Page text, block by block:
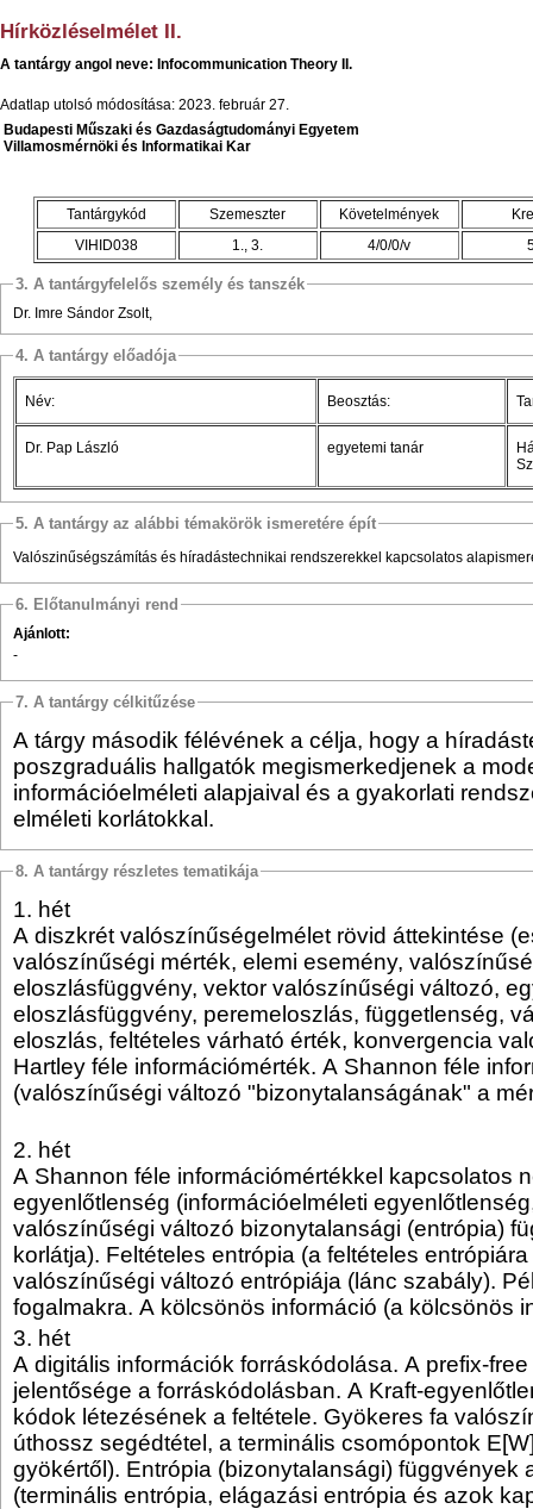
Hírközléselmélet II.
A tantárgy angol neve: Infocommunication Theory II.
Adatlap utolsó módosítása: 2023. február 27.
Budapesti Műszaki és Gazdaságtudományi Egyetem
Villamosmérnöki és Informatikai Kar
Tantárgykód Szemeszter Követelmények
VIHID038
1., 3. 4/0/0/v
3. A tantárgyfelelős személy és tanszék
Dr. Imre Sándor Zsolt,
4. A tantárgy előadója
Név: Beosztás:
Dr. Pap László egyetemi tanár
5. A tantárgy az alábbi témakörök ismeretére épít
Valószinűségszámítás és híradástechnikai rendszerekkel kapcsolatos
6. Előtanulmányi rend
Ajánlott:
-
7. A tantárgy célkitűzése
A tárgy második félévének a célja, hogy a
poszgraduális hallgatók megismerkedjenek a
információelméleti alapjaival és a gyakorlati
elméleti korlátokkal.
8. A tantárgy részletes tematikája
1. hét
A diszkrét valószínűségelmélet rövid áttekintése
valószínűségi mérték, elemi esemény,
eloszlásfüggvény, vektor valószínűségi változó,
eloszlásfüggvény, peremeloszlás, függetlenség,
eloszlás, feltételes várható érték, konvergencia
Hartley féle információmérték. A Shannon féle
(valószínűségi változó "bizonytalanságának" a
2. hét
A Shannon féle információmértékkel kapcsolatos
egyenlőtlenség (információelméleti
valószínűségi változó bizonytalansági (entrópia)
korlátja). Feltételes entrópia (a feltételes
valószínűségi változó entrópiája (lánc szabály).
fogalmakra. A kölcsönös információ (a kölcsönös
3. hét
A digitális információk forráskódolása. A prefix-
jelentősége a forráskódolásban. A Kraft-
kódok létezésének a feltétele. Gyökeres fa
úthossz segédtétel, a terminális csomópontok
gyökértől). Entrópia (bizonytalansági) függvények
(terminális entrópia, elágazási entrópia és azok